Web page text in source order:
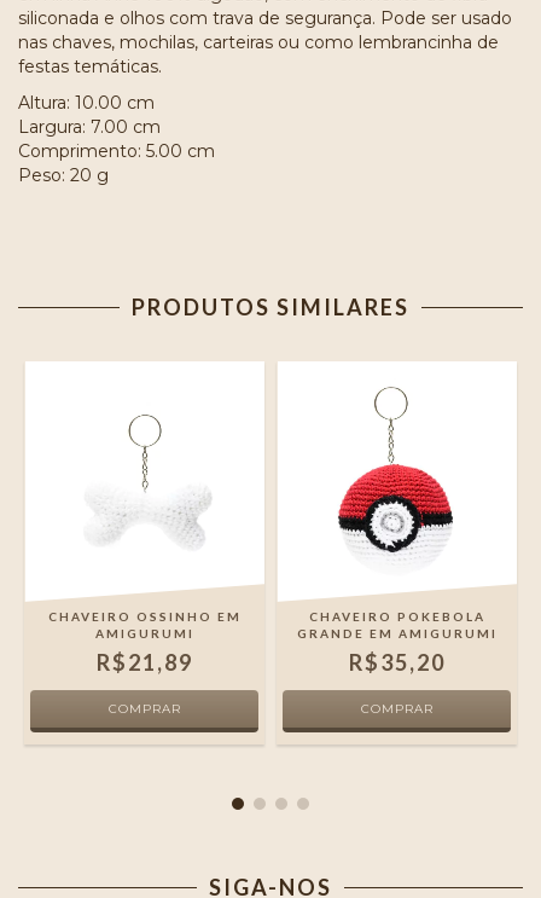
siliconada e olhos com trava de segurança. Pode ser usado
nas chaves, mochilas, carteiras ou como lembrancinha de
festas temáticas.
Altura: 10.00 cm
Largura: 7.00 cm
Comprimento: 5.00 cm
Peso: 20 g
PRODUTOS SIMILARES
CHAVEIRO OSSINHO EM
AMIGURUMI
R$21,89
CHAVEIRO POKEBOLA
GRANDE EM AMIGURUMI
R$35,20
SIGA-NOS